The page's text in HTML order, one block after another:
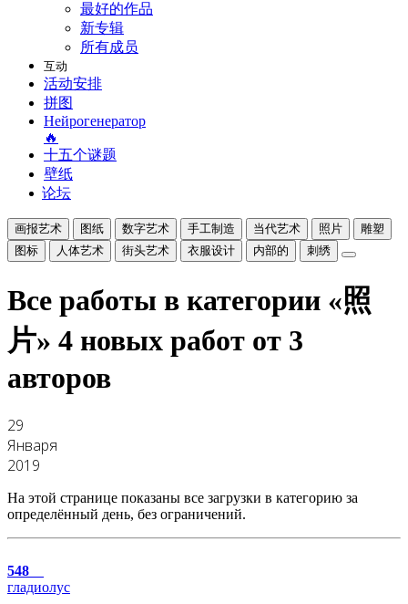
最好的作品
新专辑
所有成员
互动
活动安排
拼图
Нейрогенератор
🔥
十五个谜题
壁纸
论坛
画报艺术 图纸 数字艺术 手工制造 当代艺术 照片
雕塑
图标
人体艺术 街头艺术 衣服设计 内部的 刺绣
Все работы в категории «照
片» 4 новых работ от 3
авторов
29
Января
2019
На этой странице показаны все загрузки в категорию за
определённый день, без ограничений.
548
гладиолус